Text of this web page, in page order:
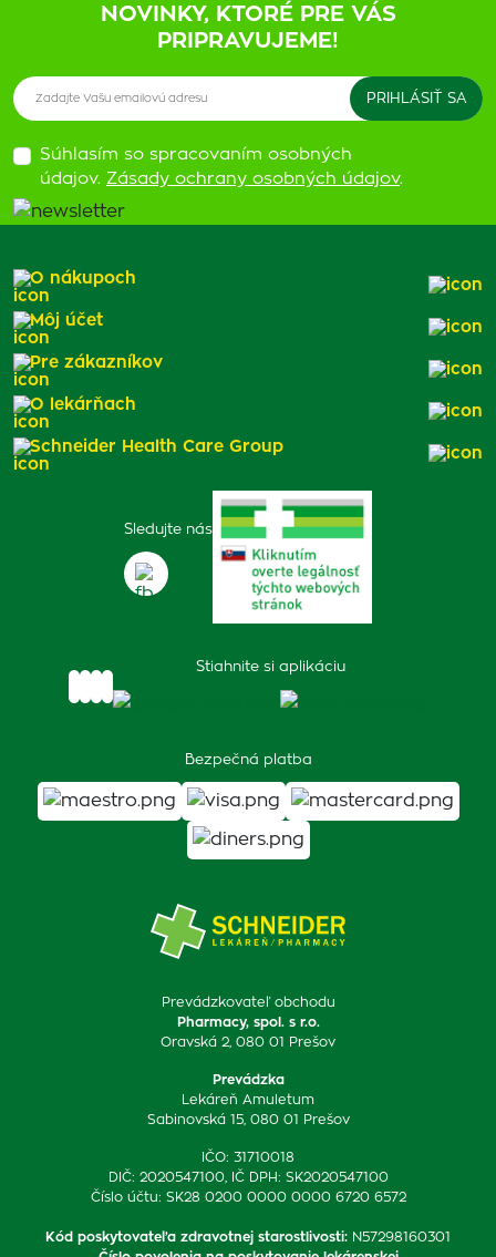
NOVINKY, KTORÉ PRE VÁS
PRIPRAVUJEME!
Súhlasím so spracovaním osobných
údajov. Zásady ochrany osobných údajov.
Prevádzkovateľ obchodu
Pharmacy, spol. s r.o.
Oravská 2, 080 01 Prešov
Prevádzka
Lekáreň Amuletum
Sabinovská 15, 080 01 Prešov
IČO: 31710018
DIČ: 2020547100, IČ DPH: SK2020547100
Číslo účtu: SK28 0200 0000 0000 6720 6572
Kód poskytovateľa zdravotnej starostlivosti: N57298160301
Sledujte nás
Stiahnite si aplikáciu
Bezpečná platba
O nákupoch
Môj účet
Pre zákazníkov
O lekárňach
Schneider Health Care Group